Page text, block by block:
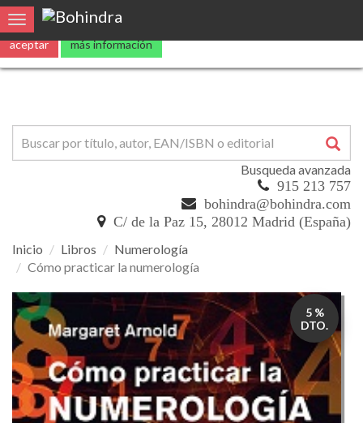
Utilizamoscookies propias y de terceros para mejorar nuestros
aceptar más información
Toggle navigation
Busqueda avanzada
915 213 757
bohindra@bohindra.com
C/ de la Paz 15, 28012 Madrid (España)
Inicio Libros
Numerología
Cómo practicar la numerología
Cómo
practicar
la
numerología
5 %
DTO.